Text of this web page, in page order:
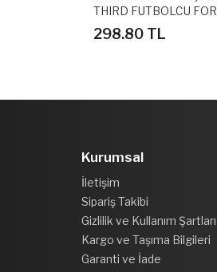
THIRD FUTBOLCU
298.80 TL
Kurumsal
İletişim
Sipariş Takibi
Gizlilik ve Kullanım Şartları
Kargo ve Taşıma Bilgileri
Garanti ve İade